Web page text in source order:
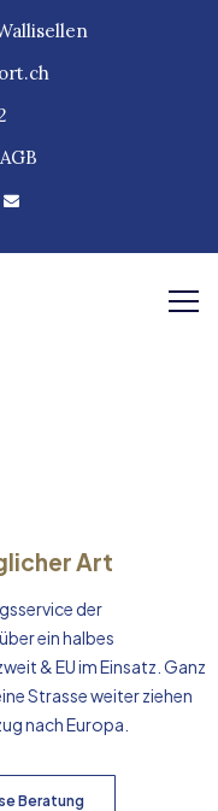
AGB
Art
der
ein halbes
& EU im Einsatz. Ganz
Strasse weiter ziehen
nachEuropa
Beratung